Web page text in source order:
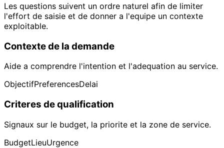
Les questions suivent un ordre naturel afin de limiter
l'effort de saisie et de donner a l'equipe un contexte
exploitable.
Contexte de la demande
Aide a comprendre l'intention et l'adequation au service.
ObjectifPreferencesDelai
Criteres de qualification
Signaux sur le budget, la priorite et la zone de service.
BudgetLieuUrgence